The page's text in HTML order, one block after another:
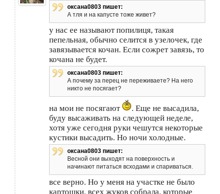
оксана0803 пишет:
А тля и на капусте тоже живет?
у нас ее называют попилиця, такая
пепельная, обычно селится в узелочек, где
завязывается кочан. Если сожрет завязь, то
кочана не будет.
оксана0803 пишет:
А почему за перец не переживаете? На него
никто не посягает?
на мои не посягают
. Еще не высадила,
буду высаживать на следующей неделе,
хотя уже сегодня руки чешутся некоторые
кустики высадить. Но ночи холодные.
оксана0803 пишет:
Весной они выходят на поверхность и
начинают питаться всходами и спариваться.
все верно. Но у меня на участке не было
картошки, всех жуков собрала, которые